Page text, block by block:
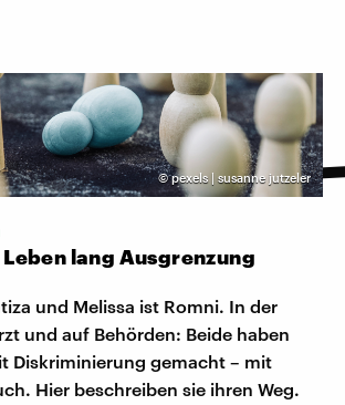
©pexels | susanne jutzeler
lang Ausgrenzung
und Melissa ist Romni. In der
und auf Behörden: Beide haben
Diskriminierung gemacht – mit
Hier beschreiben sie ihren Weg.